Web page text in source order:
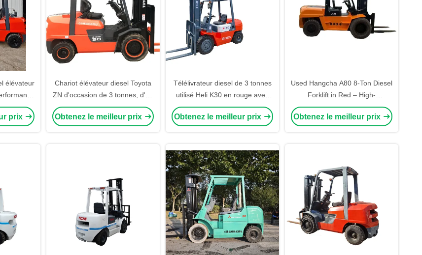
élévateur
utilisé
à 4
prix
Chariot élévateur diesel Toyota
ZN d'occasion de 3 tonnes, d'un
rouge saisissant, combinant une
capacité de charge élevée avec
Obtenez le meilleur prix
Télélivrateur diesel de 3 tonnes
utilisé Heli K30 en rouge avec
ascenseur de 5 mètres pour
usines et centres logistiques
Obtenez le meilleur prix
Used Hangcha A80 8-Ton Diesel
Forklift in Red – High-
Performance Cooling System for
Continuous Industrial Use in
Obtenez le meilleur prix